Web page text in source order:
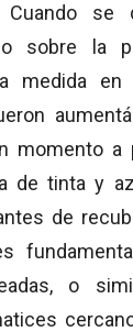
se
sobre la
medida en
momento a
de tinta y
de
o